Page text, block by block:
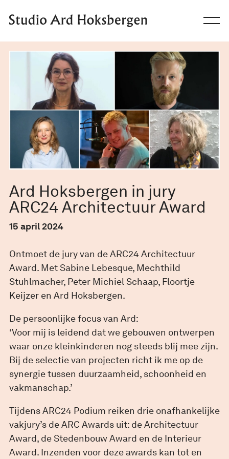
Ard Hoksbergen in jury
ARC24 Architectuur Award
15 april 2024
Ontmoet de jury van de ARC24 Architectuur
Award. Met Sabine Lebesque, Mechthild
Stuhlmacher, Peter Michiel Schaap, Floortje
Keijzer en Ard Hoksbergen.
De persoonlijke focus van Ard:
‘Voor mij is leidend dat we gebouwen ontwerpen
waar onze kleinkinderen nog steeds blij mee zijn.
Bij de selectie van projecten richt ik me op de
synergie tussen duurzaamheid, schoonheid en
vakmanschap.’
Tijdens ARC24 Podium reiken drie onafhankelijke
vakjury’s de ARC Awards uit: de Architectuur
Award, de Stedenbouw Award en de Interieur
Award. Inzenden voor deze awards kan tot en